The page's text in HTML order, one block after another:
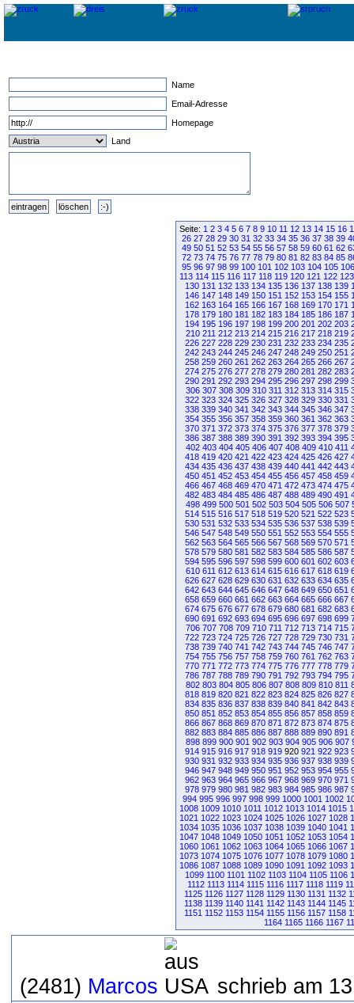
Name
Email-Adresse
Homepage
Land
Seite: 1 2 3 4 5 6 7 8 9 10 11 12 13 14 15 16
26 27 28 29 30 31 32 33 34 35 36 37 38 39
49 50 51 52 53 54 55 56 57 58 59 60 61 62
72 73 74 75 76 77 78 79 80 81 82 83 84 85
95 96 97 98 99 100 101 102 103 104 105 106
113 114 115 116 117 118 119 120 121 122 123
130 131 132 133 134 135 136 137 138 139
146 147 148 149 150 151 152 153 154 155
162 163 164 165 166 167 168 169 170 171
178 179 180 181 182 183 184 185 186 187
194 195 196 197 198 199 200 201 202 203
210 211 212 213 214 215 216 217 218 219
226 227 228 229 230 231 232 233 234 235
242 243 244 245 246 247 248 249 250 251
258 259 260 261 262 263 264 265 266 267
274 275 276 277 278 279 280 281 282 283
290 291 292 293 294 295 296 297 298 299
306 307 308 309 310 311 312 313 314 315
322 323 324 325 326 327 328 329 330 331
338 339 340 341 342 343 344 345 346 347
354 355 356 357 358 359 360 361 362 363
370 371 372 373 374 375 376 377 378 379
386 387 388 389 390 391 392 393 394 395
402 403 404 405 406 407 408 409 410 411
418 419 420 421 422 423 424 425 426 427
434 435 436 437 438 439 440 441 442 443
450 451 452 453 454 455 456 457 458 459
466 467 468 469 470 471 472 473 474 475
482 483 484 485 486 487 488 489 490 491
498 499 500 501 502 503 504 505 506 507
514 515 516 517 518 519 520 521 522 523
530 531 532 533 534 535 536 537 538 539
546 547 548 549 550 551 552 553 554 555
562 563 564 565 566 567 568 569 570 571
578 579 580 581 582 583 584 585 586 587
594 595 596 597 598 599 600 601 602 603
610 611 612 613 614 615 616 617 618 619
626 627 628 629 630 631 632 633 634 635
642 643 644 645 646 647 648 649 650 651
658 659 660 661 662 663 664 665 666 667
674 675 676 677 678 679 680 681 682 683
690 691 692 693 694 695 696 697 698 699
706 707 708 709 710 711 712 713 714 715
722 723 724 725 726 727 728 729 730 731
738 739 740 741 742 743 744 745 746 747
754 755 756 757 758 759 760 761 762 763
770 771 772 773 774 775 776 777 778 779
786 787 788 789 790 791 792 793 794 795
802 803 804 805 806 807 808 809 810 811
818 819 820 821 822 823 824 825 826 827
834 835 836 837 838 839 840 841 842 843
850 851 852 853 854 855 856 857 858 859
866 867 868 869 870 871 872 873 874 875
882 883 884 885 886 887 888 889 890 891
898 899 900 901 902 903 904 905 906 907
914 915 916 917 918 919 920 921 922 923
930 931 932 933 934 935 936 937 938 939
946 947 948 949 950 951 952 953 954 955
962 963 964 965 966 967 968 969 970 971
978 979 980 981 982 983 984 985 986 987
994 995 996 997 998 999 1000 1001 1002
1008 1009 1010 1011 1012 1013 1014 1015
1021 1022 1023 1024 1025 1026 1027 1028
1034 1035 1036 1037 1038 1039 1040 1041
1047 1048 1049 1050 1051 1052 1053 1054
1060 1061 1062 1063 1064 1065 1066 1067
1073 1074 1075 1076 1077 1078 1079 1080
1086 1087 1088 1089 1090 1091 1092 1093
1099 1100 1101 1102 1103 1104 1105 1106
1112 1113 1114 1115 1116 1117 1118 1119
1125 1126 1127 1128 1129 1130 1131 1132
1138 1139 1140 1141 1142 1143 1144 1145
1151 1152 1153 1154 1155 1156 1157 1158
1164 1165 1166 1167
(2481) Marcos
schrieb am